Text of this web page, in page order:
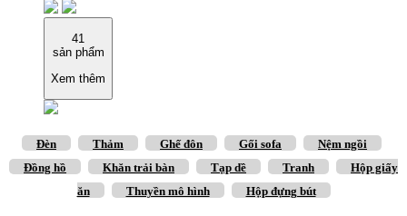
41
sản phẩm
Xem thêm
Đèn Thảm Ghế đôn Gối sofa
Nệm ngồi
Đồng hồ
Khăn trải bàn Tạp dề Tranh
Hộp giấy
ăn
Thuyền mô hình Hộp đựng bút